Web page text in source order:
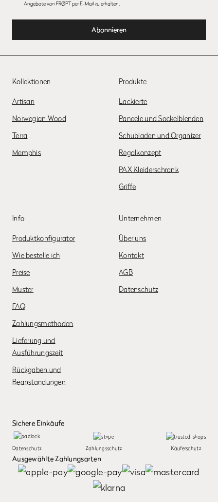
Angebote von FRØPT per E-Mail zu erhalten.
Kollektionen
Artisan
Norwegian Wood
Terra
Memphis
Produkte
Lackierte
Paneele und Sockelblenden
Schubladen und Organizer
Regalkonzept
PAX Kleiderschrank
Griffe
Info
Produktkonfigurator
Wie bestelle ich
Preise
Muster
FAQ
Zahlungsmethoden
Lieferung und
Ausführungszeit
Rückgaben und
Beanstandungen
Unternehmen
Über uns
Kontakt
AGB
Datenschutz
Sichere Einkäufe
Datenschutz Zahlungsschutz Käuferschutz
Ausgewählte Zahlungsarten